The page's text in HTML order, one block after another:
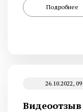
Подробнее
26.10.2022,